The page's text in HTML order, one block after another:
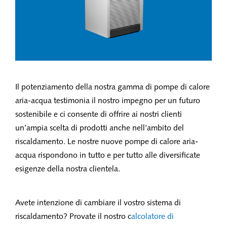
Il potenziamento della nostra gamma di pompe di calore
aria-acqua testimonia il nostro impegno per un futuro
sostenibile e ci consente di offrire ai nostri clienti
un’ampia scelta di prodotti anche nell'ambito del
riscaldamento. Le nostre nuove pompe di calore aria-
acqua rispondono in tutto e per tutto alle diversificate
esigenze della nostra clientela.
Avete intenzione di cambiare il vostro sistema di
riscaldamento? Provate il nostro calcolatore di